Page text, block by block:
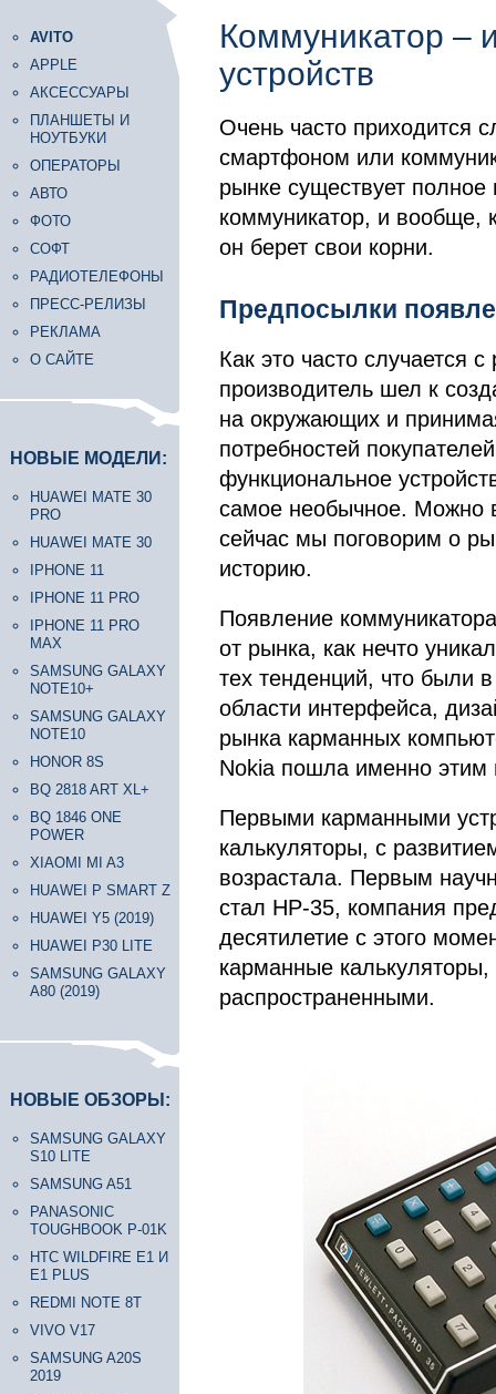
AVITO
APPLE
АКСЕССУАРЫ
ПЛАНШЕТЫ И
НОУТБУКИ
ОПЕРАТОРЫ
АВТО
ФОТО
СОФТ
РАДИОТЕЛЕФОНЫ
ПРЕСС-РЕЛИЗЫ
РЕКЛАМА
О САЙТЕ
НОВЫЕ МОДЕЛИ:
HUAWEI MATE 30
PRO
HUAWEI MATE 30
IPHONE 11
IPHONE 11 PRO
IPHONE 11 PRO
MAX
SAMSUNG GALAXY
NOTE10+
SAMSUNG GALAXY
NOTE10
HONOR 8S
BQ 2818 ART XL+
BQ 1846 ONE
POWER
XIAOMI MI A3
HUAWEI P SMART Z
HUAWEI Y5 (2019)
HUAWEI P30 LITE
SAMSUNG GALAXY
A80 (2019)
НОВЫЕ ОБЗОРЫ:
SAMSUNG GALAXY
S10 LITE
SAMSUNG A51
PANASONIC
TOUGHBOOK P-01K
HTC WILDFIRE E1 И
E1 PLUS
REDMI NOTE 8T
VIVO V17
SAMSUNG A20S
2019
Коммуникатор –
устройств
Очень часто приходится
смартфоном или
рынке существует полное
коммуникатор, и вообще,
он берет свои корни.
Предпосылки
Как это часто случается
производитель шел к
на окружающих и
потребностей
функциональное
самое необычное. Можно
сейчас мы поговорим о
историю.
Появление
от рынка, как нечто
тех тенденций, что были
области интерфейса,
рынка карманных
Nokia пошла именно этим
Первыми карманными
калькуляторы, с
возрастала. Первым
стал HP-35, компания
десятилетие с этого
карманные
распространенными.